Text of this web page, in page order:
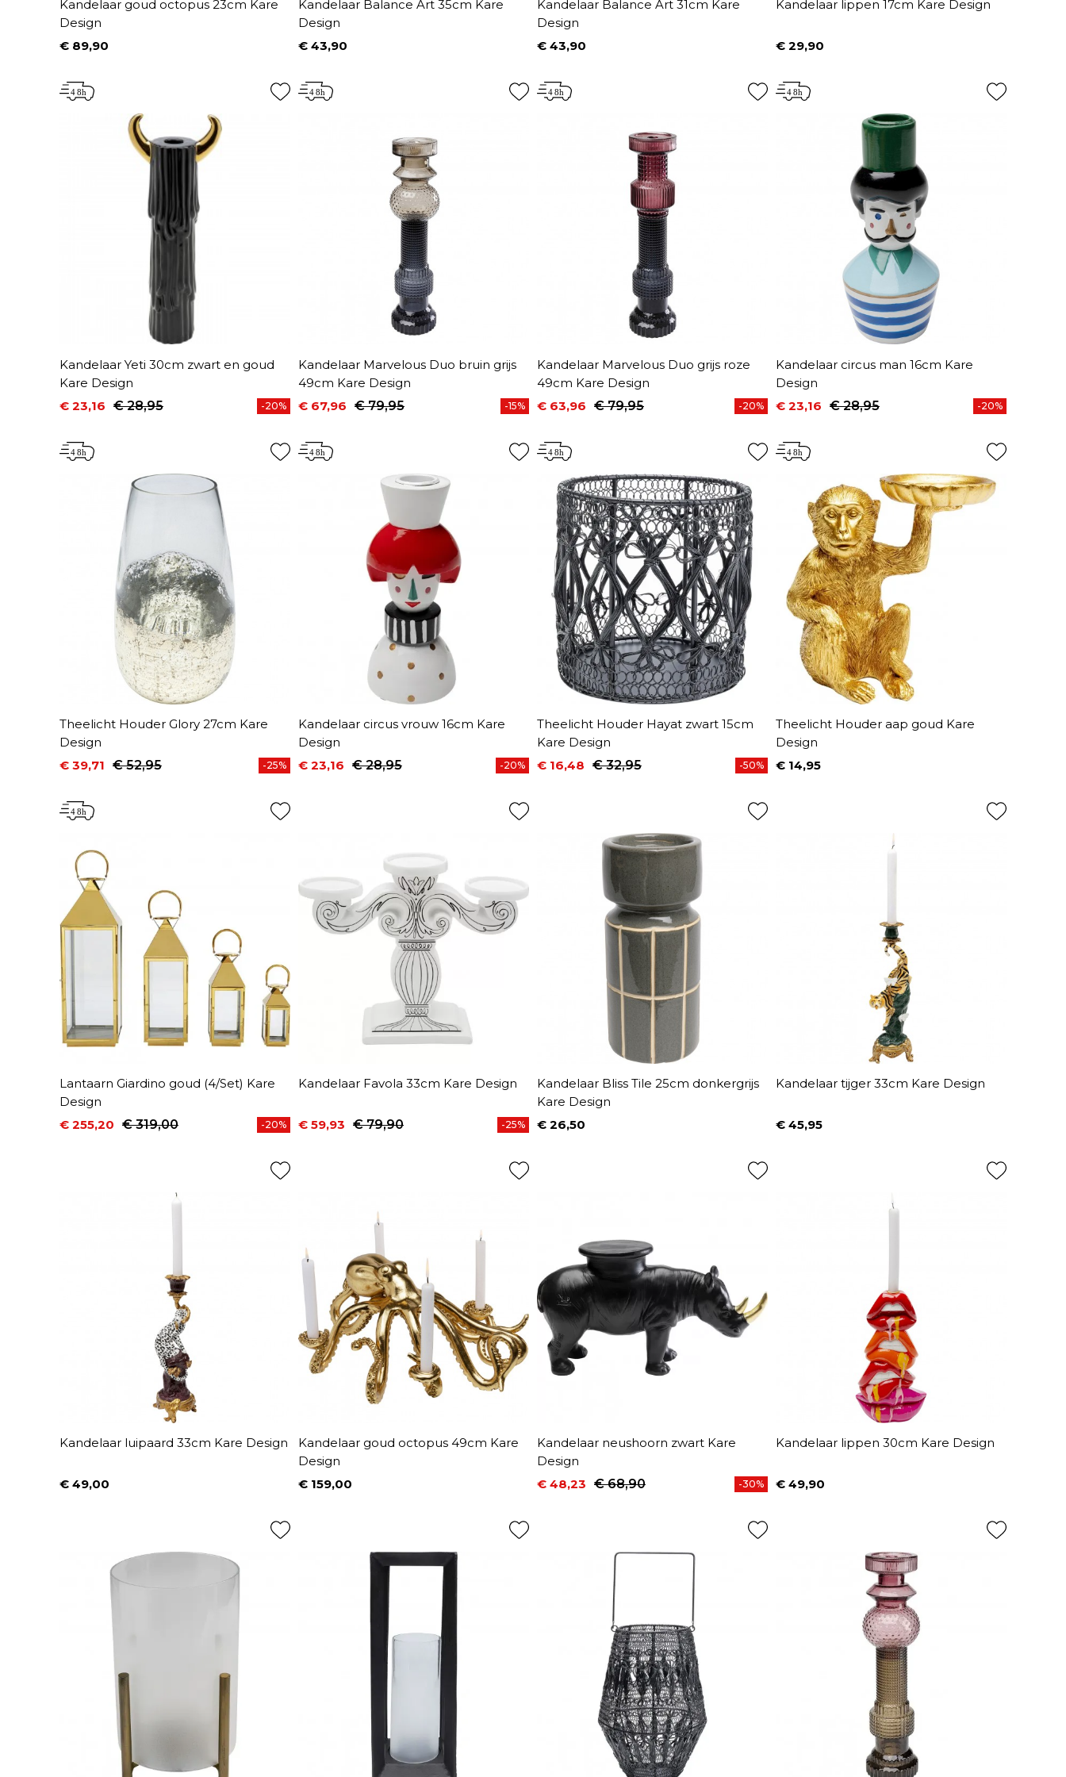
Kandelaar goud octopus 23cm Kare
Design
Prijs
€ 89,90
Kandelaar Balance Art 35cm Kare
Design
Prijs
€ 43,90
Kandelaar Balance Art 31cm Kare
Design
Prijs
€ 43,90
Kandelaar lippen 17cm Kare Design
Prijs
€ 29,90
Kandelaar Yeti 30cm zwart en goud
Kare Design
Prijs
€ 23,16
Normale prijs
€ 28,95 -20%
Kandelaar Marvelous Duo bruin grijs
49cm Kare Design
Prijs
€ 67,96
Normale prijs
€ 79,95 -15%
Kandelaar Marvelous Duo grijs roze
49cm Kare Design
Prijs
€ 63,96
Normale prijs
€ 79,95 -20%
Kandelaar circus man 16cm Kare
Design
Prijs
€ 23,16
Normale prijs
€ 28,95 -20%
Theelicht Houder Glory 27cm Kare
Design
Prijs
€ 39,71
Normale prijs
€ 52,95 -25%
Kandelaar circus vrouw 16cm Kare
Design
Prijs
€ 23,16
Normale prijs
€ 28,95 -20%
Theelicht Houder Hayat zwart 15cm
Kare Design
Prijs
€ 16,48
Normale prijs
€ 32,95 -50%
Theelicht Houder aap goud Kare
Design
Prijs
€ 14,95
Lantaarn Giardino goud (4/Set) Kare
Design
Prijs
€ 255,20
Normale prijs€ 319,00 -20%
Kandelaar Favola 33cm Kare Design
Prijs
€ 59,93
Normale prijs
€ 79,90 -25%
Kandelaar Bliss Tile 25cm donkergrijs
Kare Design
Prijs
€ 26,50
Kandelaar tijger 33cm Kare Design
Prijs
€ 45,95
Kandelaar luipaard 33cm Kare Design
Prijs
€ 49,00
Kandelaar goud octopus 49cm Kare
Design
Prijs
€ 159,00
Kandelaar neushoorn zwart Kare
Design
Prijs
€ 48,23
Normale prijs
€ 68,90 -30%
Kandelaar lippen 30cm Kare Design
Prijs
€ 49,90